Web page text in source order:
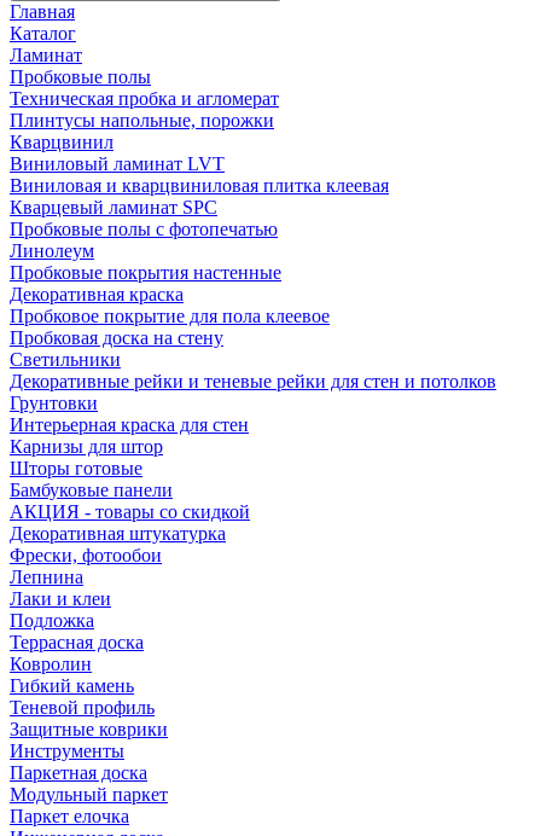
Главная
Каталог
Ламинат
Пробковые полы
Техническая пробка и агломерат
Плинтусы напольные, порожки
Кварцвинил
Виниловый ламинат LVT
Виниловая и кварцвиниловая плитка клеевая
Кварцевый ламинат SPC
Пробковые полы с фотопечатью
Линолеум
Пробковые покрытия настенные
Декоративная краска
Пробковое покрытие для пола клеевое
Пробковая доска на стену
Светильники
Декоративные рейки и теневые рейки для стен и потолков
Грунтовки
Интерьерная краска для стен
Карнизы для штор
Шторы готовые
Бамбуковые панели
АКЦИЯ - товары со скидкой
Декоративная штукатурка
Фрески, фотообои
Лепнина
Лаки и клеи
Подложка
Террасная доска
Ковролин
Гибкий камень
Теневой профиль
Защитные коврики
Инструменты
Паркетная доска
Модульный паркет
Паркет елочка